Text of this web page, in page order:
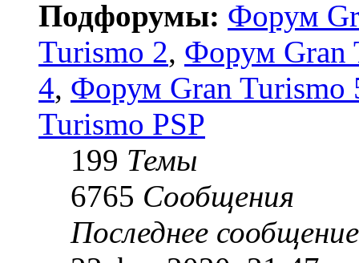
Подфорумы: Форум
Turismo 2, Форум Gran
4, Форум Gran Turismo
Turismo PSP
199 Темы
6765 Сообщения
Последнее сообщение